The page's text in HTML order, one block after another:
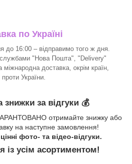
по Україні
16:00 – відправимо того ж дня.
службами "Нова Пошта", "Delivery"
міжнародна доставка, окрім країн,
України.
знижки за відгуки 💰
ГАРАНТОВАНО отримайте знижку або
на наступне замовлення!
фото- та відео-відгуки.
із усім асортиментом!